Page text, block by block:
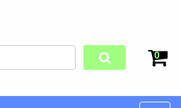
ΚΑΤΆΣΤΗΜΑ
0